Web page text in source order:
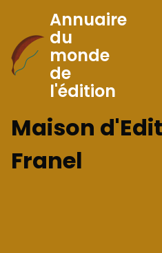
Skip
to
Content
Annuaire
du
monde
de
l'édition
Maison
Franel